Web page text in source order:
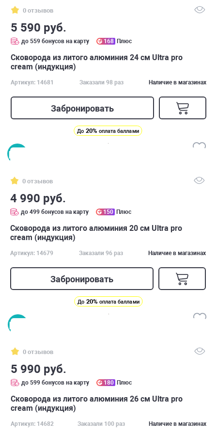
0 отзывов
5 590 руб.
до 559 бонусов на карту 168 Плюс
Сковорода из литого алюминия 24 см Ultra pro
cream (индукция)
Артикул: 14681 Заказали 98 раз Наличие в магазинах
Забронировать
До 20% оплата баллами
0 отзывов
4 990 руб.
до 499 бонусов на карту 150 Плюс
Сковорода из литого алюминия 20 см Ultra pro
cream (индукция)
Артикул: 14679 Заказали 96 раз Наличие в магазинах
Забронировать
До 20% оплата баллами
0 отзывов
5 990 руб.
до 599 бонусов на карту 180 Плюс
Сковорода из литого алюминия 26 см Ultra pro
cream (индукция)
Артикул: 14682 Заказали 100 раз Наличие в магазинах